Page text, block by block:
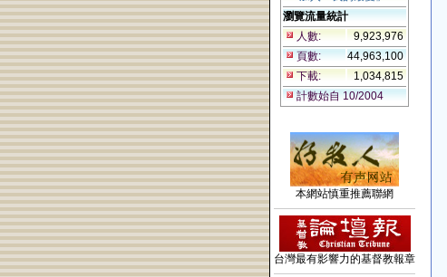
瀏覽流量統計
人數:
9,923,976
頁數:
44,963,100
下載:
1,034,815
計數始自 10/2004
本網站慎重推薦聯網
台灣最有影響力的基督教報章